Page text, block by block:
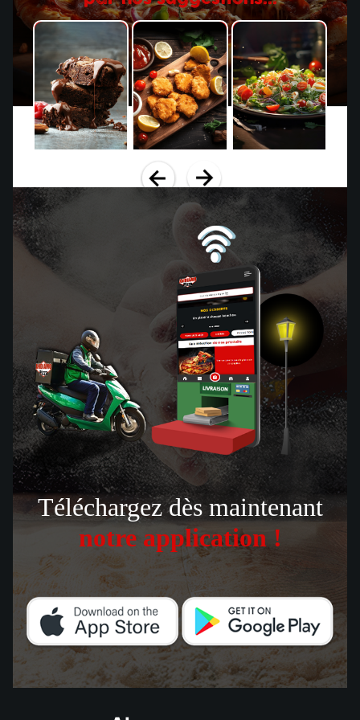
Téléchargez dès maintenant
notre application !